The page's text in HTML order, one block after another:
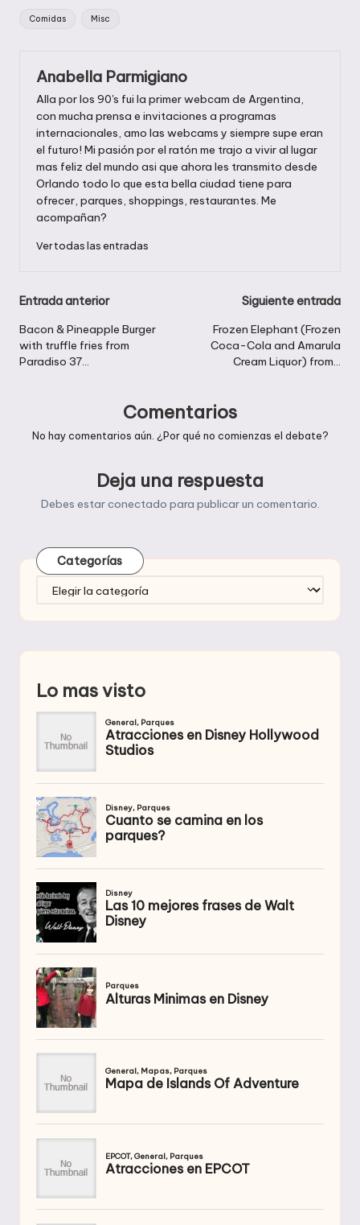
Etiquetas:
Comidas Misc
Anabella Parmigiano
Alla por los 90's fui la primer webcam de Argentina,
con mucha prensa e invitaciones a programas
internacionales, amo las webcams y siempre supe eran
el futuro! Mi pasión por el ratón me trajo a vivir al lugar
mas feliz del mundo asi que ahora les transmito desde
Orlando todo lo que esta bella ciudad tiene para
ofrecer, parques, shoppings, restaurantes. Me
acompañan?
Ver todas las entradas
Navegación
de
entradas
Entrada anterior
Bacon & Pineapple Burger
with truffle fries from
Paradiso 37…
Siguiente entrada
Frozen Elephant (Frozen
Coca-Cola and Amarula
Cream Liquor) from…
Comentarios
No hay comentarios aún. ¿Por qué no comienzas el debate?
Deja una respuesta
Debes estarconectado para publicar un comentario.
Categorías
Categorías
Lo mas visto